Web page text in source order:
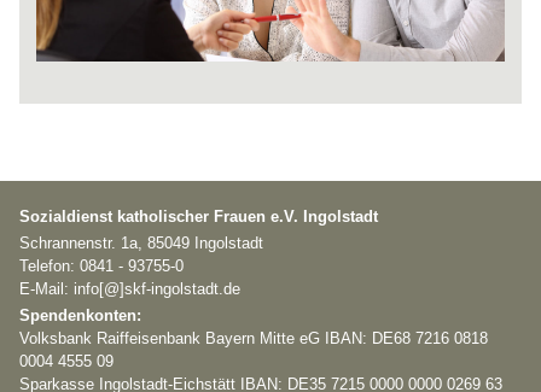
Sozialdienst katholischer Frauen e.V. Ingolstadt
Schrannenstr. 1a, 85049 Ingolstadt
Telefon: 0841 - 93755-0
E-Mail: info[@]skf-ingolstadt.de
Spendenkonten:
Volksbank Raiffeisenbank Bayern Mitte eG IBAN: DE68 7216 0818
0004 4555 09
Sparkasse Ingolstadt-Eichstätt IBAN: DE35 7215 0000 0000 0269 63